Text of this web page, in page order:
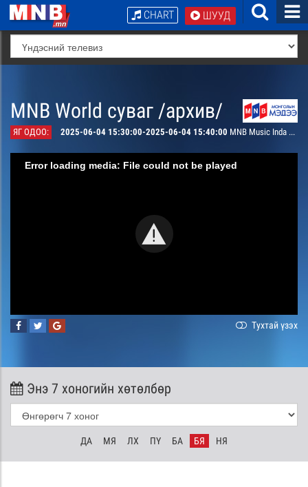
ШУУД
CHART
MNB World суваг /архив/
ЯГ ОДОО: 2025-06-04 15:30:00-2025-06-04 15:40:00 MNB Music Inda Divonne
Error loading media: File could not be played
Тухтай үзэх
Энэ 7 хоногийн хөтөлбөр
ДА МЯ ЛХ ПҮ БА БЯ НЯ